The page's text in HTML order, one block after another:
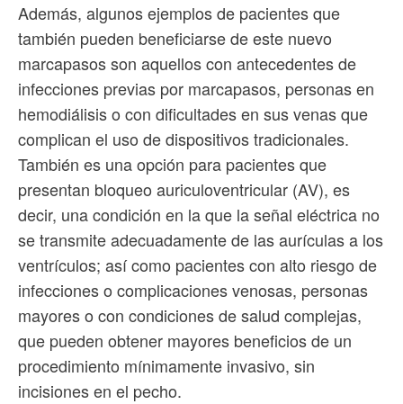
Además, algunos ejemplos de pacientes que
también pueden beneficiarse de este nuevo
marcapasos son aquellos con antecedentes de
infecciones previas por marcapasos, personas en
hemodiálisis o con dificultades en sus venas que
complican el uso de dispositivos tradicionales.
También es una opción para pacientes que
presentan bloqueo auriculoventricular (AV), es
decir, una condición en la que la señal eléctrica no
se transmite adecuadamente de las aurículas a los
ventrículos; así como pacientes con alto riesgo de
infecciones o complicaciones venosas, personas
mayores o con condiciones de salud complejas,
que pueden obtener mayores beneficios de un
procedimiento mínimamente invasivo, sin
incisiones en el pecho.